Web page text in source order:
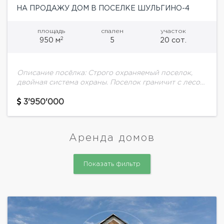
НА ПРОДАЖУ ДОМ В ПОСЕЛКЕ ШУЛЬГИНО-4
площадь
950 м2
спален
5
участок
20 сот.
Описание посёлка: Строго охраняемый поселок,
двойная система охраны. Поселок граничит с лесом.
платную дорогу! Подъезд к дому без единого
3'950'000
Аренда домов
Показать фильтр